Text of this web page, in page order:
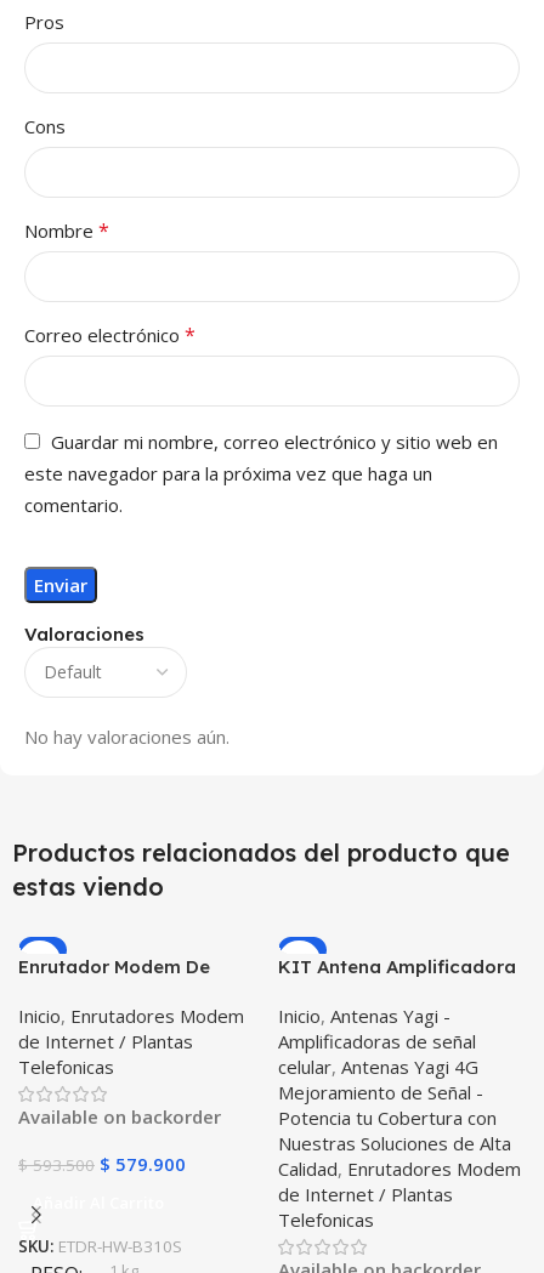
Valoraciones
No hay valoraciones aún.
Pros
Cons
Nombre *
Correo electrónico *
Guardar mi nombre, correo electrónico y sitio web en
este navegador para la próxima vez que haga un
comentario.
Productos relacionados del producto que
estas viendo
-2%
Enrutador Modem De
Simcard Libre Todo
Operador
Inicio, Enrutadores Modem
de Internet / Plantas
Telefonicas
Available on backorder
$593.500 $ 579.900
Añadir Al Carrito
SKU: ETDR-HW-B310S
-1%
KIT Antena Amplificadora
Db Con Enrutador Modem
Huawei B310s-518
Inicio, Antenas Yagi -
Amplificadoras de señal
celular, Antenas Yagi 4G
Mejoramiento de Señal -
Potencia tu Cobertura con
Nuestras Soluciones de Alta
Calidad, Enrutadores Modem
de Internet / Plantas
Telefonicas